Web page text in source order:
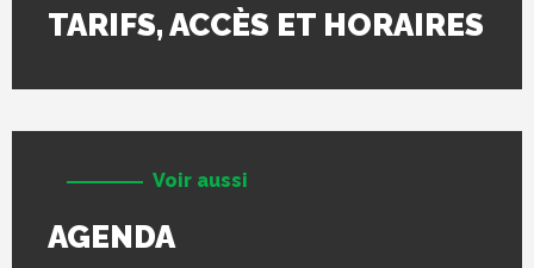
TARIFS, ACCÈS ET HORAIRES
Voir aussi
AGENDA